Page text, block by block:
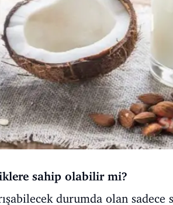
sahip olabilir mi?
durumda olan sadece